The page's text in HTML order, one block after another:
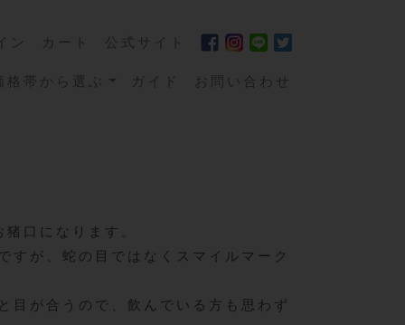
ン カート 公式サイト
格帯から選ぶ ガイド お問い合わせ
口になります。
すが、蛇の目ではなくスマイルマーク
が合うので、飲んでいる方も思わず